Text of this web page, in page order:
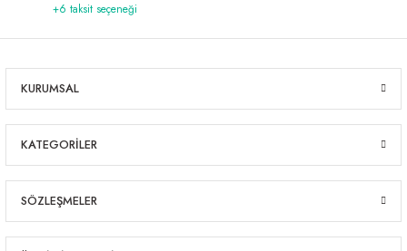
+6 taksit seçeneği
KURUMSAL
KATEGORİLER
SÖZLEŞMELER